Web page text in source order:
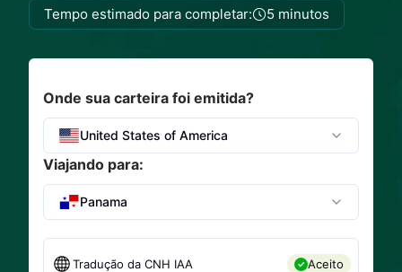
Tempo estimado para completar: 5 minutos
Onde sua carteira foi emitida?
United States of America
Viajando para:
Panama
Tradução da CNH IAA Aceito